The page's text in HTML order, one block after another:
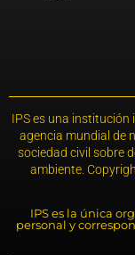
IPS es una institución
agencia mundial de
sociedad civil sobre
ambiente.
IPS es la única
personal y